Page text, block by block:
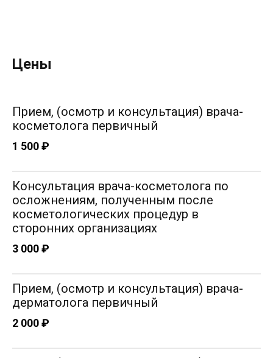
Цены
Прием, (осмотр и консультация) врача-
косметолога первичный
1 500 ₽
Консультация врача-косметолога по
осложнениям, полученным после
косметологических процедур в
сторонних организациях
3 000 ₽
Прием, (осмотр и консультация) врача-
дерматолога первичный
2 000 ₽